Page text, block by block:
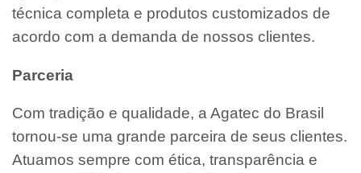
técnica completa e produtos customizados de
acordo com a demanda de nossos clientes.
Parceria
Com tradição e qualidade, a Agatec do Brasil
tornou-se uma grande parceira de seus clientes.
Atuamos sempre com ética, transparência e